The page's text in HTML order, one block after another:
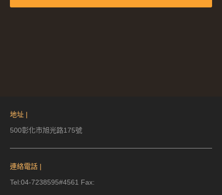
地址 |
500彰化市旭光路175號
連絡電話 |
Tel:04-7238595#4561 Fax: